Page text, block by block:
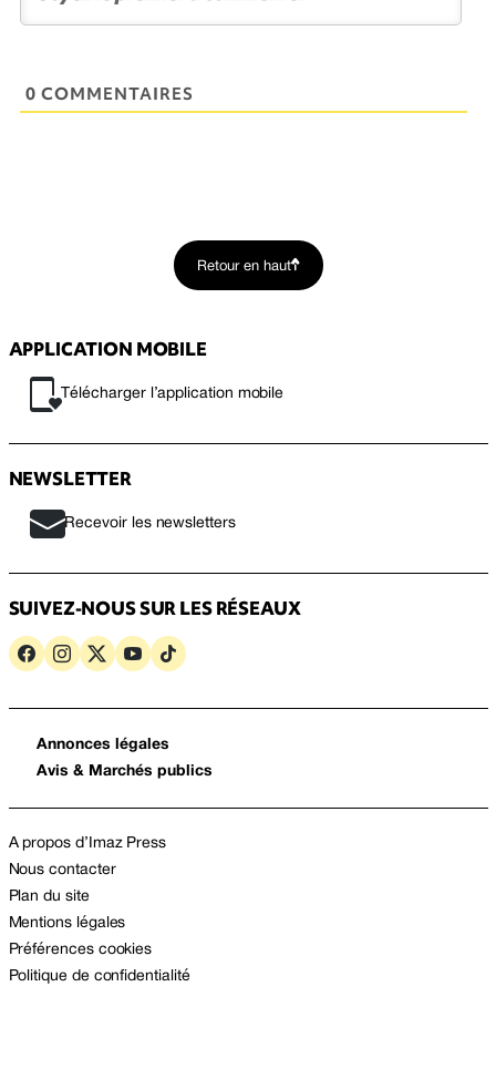
0 COMMENTAIRES
Retour en haut
APPLICATION MOBILE
Télécharger l’application mobile
NEWSLETTER
Recevoir les newsletters
SUIVEZ-NOUS SUR LES RÉSEAUX
Annonces légales
Avis & Marchés publics
A propos d’Imaz Press
Nous contacter
Plan du site
Mentions légales
Préférences cookies
Politique de confidentialité